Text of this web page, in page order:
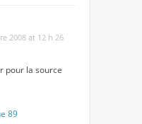
2008 at 12 h 26
pour la source
89